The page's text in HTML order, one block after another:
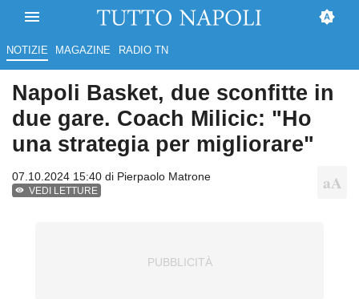
NOTIZIE MAGAZINE RADIO TN
Napoli Basket, due sconfitte in
due gare. Coach Milicic: "Ho
una strategia per migliorare"
07.10.2024 15:40 di Pierpaolo Matrone
VEDI LETTURE